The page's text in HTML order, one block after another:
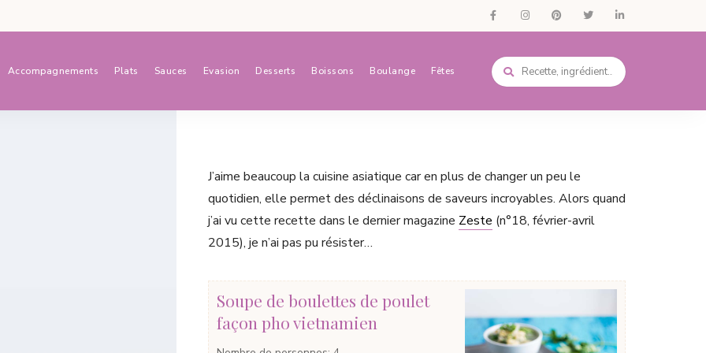
Accompagnements Plats Sauces Evasion Desserts Boissons Boulange Fêtes
J’aime beaucoup la cuisine asiatique car en plus de changer un peu le
quotidien, elle permet des déclinaisons de saveurs incroyables. Alors quand
j’ai vu cette recette dans le dernier magazine Zeste (n°18, février-avril
2015), je n’ai pas pu résister…
Soupe de boulettes de poulet
façon pho vietnamien